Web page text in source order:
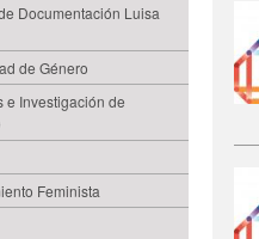
Documentación Luisa
de Género
e Investigación de
Feminista